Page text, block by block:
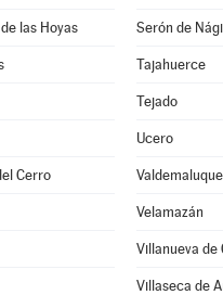
las Hoyas Serón de
Tajahuerce
Tejado
Ucero
Cerro Valdemaluque
Velamazán
Villanueva de
Villaseca de